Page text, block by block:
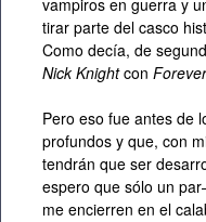
vampiros en guerra y
tirar parte del casco
Como decía, de
Nick Knightcon
Pero eso fue antes de
profundos y que, con
tendrán que ser
espero que sólo un
me encierren en el